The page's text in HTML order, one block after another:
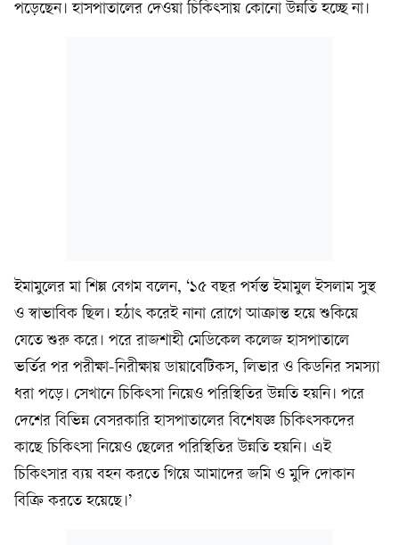
পড়েছেন। হাসপাতালের দেওয়া চিকিৎসায় কোনো উন্নতি হচ্ছে না।
ইমামুলের মা শিল্প বেগম বলেন, ‘১৫ বছর পর্যন্ত ইমামুল ইসলাম সুস্থ
ও স্বাভাবিক ছিল। হঠাৎ করেই নানা রোগে আক্রান্ত হয়ে শুকিয়ে
যেতে শুরু করে। পরে রাজশাহী মেডিকেল কলেজ হাসপাতালে
ভর্তির পর পরীক্ষা-নিরীক্ষায় ডায়াবেটিকস, লিভার ও কিডনির সমস্যা
ধরা পড়ে। সেখানে চিকিৎসা নিয়েও পরিস্থিতির উন্নতি হয়নি। পরে
দেশের বিভিন্ন বেসরকারি হাসপাতালের বিশেষজ্ঞ চিকিৎসকদের
কাছে চিকিৎসা নিয়েও ছেলের পরিস্থিতির উন্নতি হয়নি। এই
চিকিৎসার ব্যয় বহন করতে গিয়ে আমাদের জমি ও মুদি দোকান
বিক্রি করতে হয়েছে।’